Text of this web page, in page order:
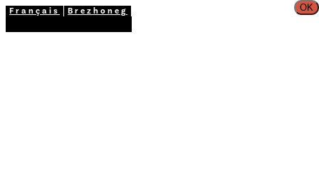
Français Brezhoneg OK